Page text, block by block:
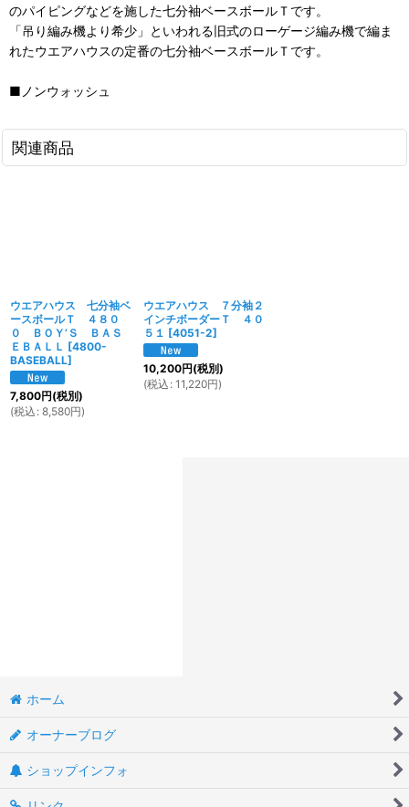
のパイピングなどを施した七分袖ベースボールＴです。
「吊り編み機より希少」といわれる旧式のローゲージ編み機で編ま
れたウエアハウスの定番の七分袖ベースボールＴです。
■ノンウォッシュ
関連商品
ウエアハウス 七分袖ベ
ースボールＴ ４８０
０ ＢＯＹ’Ｓ ＢＡＳ
ＥＢＡＬＬ [4800-
BASEBALL]
7,800円(税別)
(税込 : 8,580円)
ウエアハウス ７分袖２
インチボーダーＴ ４０
５１ [4051-2]
10,200円(税別)
(税込 : 11,220円)
ホーム
オーナーブログ
ショップインフォ